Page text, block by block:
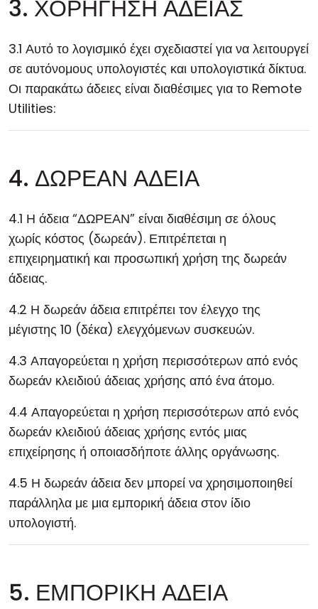
3. ΧΟΡΗΓΗΣΗ ΑΔΕΙΑΣ
3.1 Αυτό το λογισμικό έχει σχεδιαστεί για να λειτουργεί
σε αυτόνομους υπολογιστές και υπολογιστικά δίκτυα.
Οι παρακάτω άδειες είναι διαθέσιμες για το Remote
Utilities:
4. ΔΩΡΕΑΝ ΑΔΕΙΑ
4.1 Η άδεια “ΔΩΡΕΑΝ” είναι διαθέσιμη σε όλους
χωρίς κόστος (δωρεάν). Επιτρέπεται η
επιχειρηματική και προσωπική χρήση της δωρεάν
άδειας.
4.2 Η δωρεάν άδεια επιτρέπει τον έλεγχο της
μέγιστης 10 (δέκα) ελεγχόμενων συσκευών.
4.3 Απαγορεύεται η χρήση περισσότερων από ενός
δωρεάν κλειδιού άδειας χρήσης από ένα άτομο.
4.4 Απαγορεύεται η χρήση περισσότερων από ενός
δωρεάν κλειδιού άδειας χρήσης εντός μιας
επιχείρησης ή οποιασδήποτε άλλης οργάνωσης.
4.5 Η δωρεάν άδεια δεν μπορεί να χρησιμοποιηθεί
παράλληλα με μια εμπορική άδεια στον ίδιο
υπολογιστή.
5. ΕΜΠΟΡΙΚΗ ΑΔΕΙΑ